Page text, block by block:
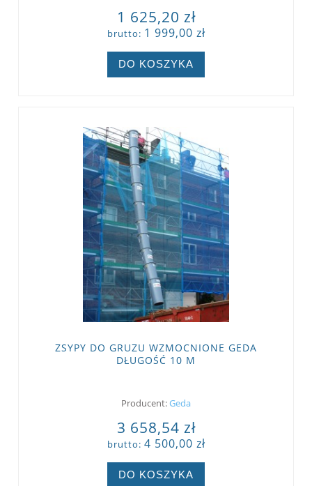
1 625,20 zł
brutto: 1 999,00 zł
DO KOSZYKA
ZSYPY DO GRUZU WZMOCNIONE GEDA
DŁUGOŚĆ 10 M
Producent:Geda
3 658,54 zł
brutto: 4 500,00 zł
DO KOSZYKA